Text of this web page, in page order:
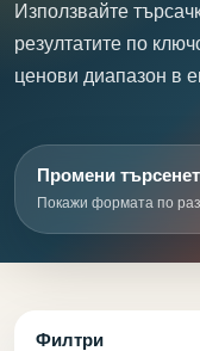
Използвайте
резултатите по
ценови диапазон в
Промени
Покажи формата по
Филтри